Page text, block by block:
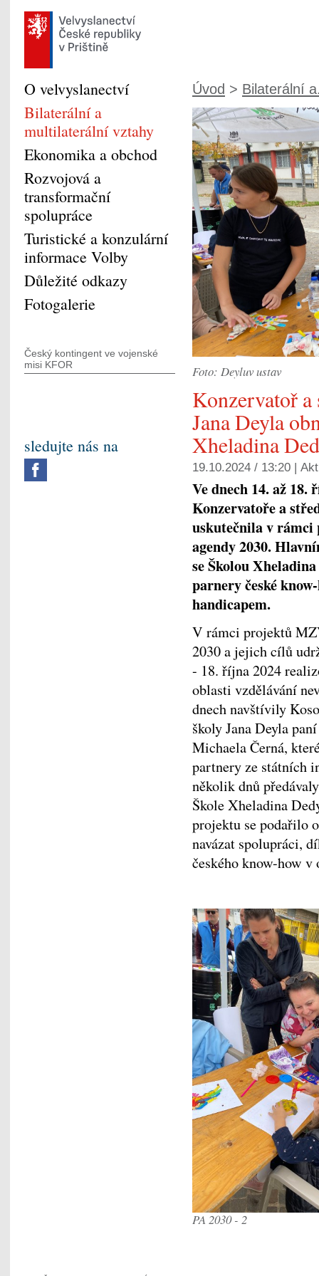
Úvod > Bilaterální
Foto: Deyluv ustav
Konzervatoř
Jana Deyla
Xheladina
19.10.2024 / 13:20 |
Ve dnech 14. až 18.
Konzervatoře a
uskutečnila v rámci
agendy 2030.
se Školou
parnery české
handicapem.
V rámci projektů
2030 a jejich cílů
- 18. října 2024
oblasti vzdělávání
dnech navštívily
školy Jana Deyla
Michaela Černá,
partnery ze státních
několik dnů
Škole Xheladina
projektu se podařilo
navázat spolupráci,
českého know-how
PA 2030 - 2
O velvyslanectví
Bilaterální a
multilaterální vztahy
Ekonomika a obchod
Rozvojová a
transformační
spolupráce
Turistické a konzulární
informace Volby
Důležité odkazy
Fotogalerie
Český kontingent ve vojenské
misi KFOR
sledujte nás na